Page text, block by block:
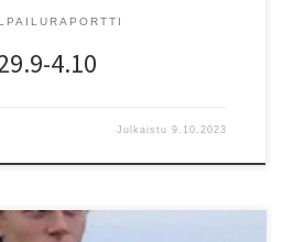
4.10
Julkaistu9.10.2023